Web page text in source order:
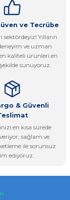
ve Tecrübe
sektördeyiz! Yılların
ve uzman
kaliteli ürünleri en
sunuyoruz.
& Güvenli
en kısa sürede
sağlam ve
ile sorunsuz
ediyoruz.